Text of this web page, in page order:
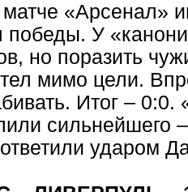
«Арсенал»
победы. У
но поразить
мимо цели.
Итог –
сильнейшего
ответили ударом